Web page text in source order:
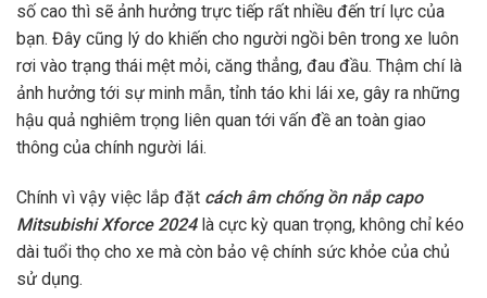
số cao thì sẽ ảnh hưởng trực tiếp rất nhiều đến trí lực của
bạn. Đây cũng lý do khiến cho người ngồi bên trong xe luôn
rơi vào trạng thái mệt mỏi, căng thẳng, đau đầu. Thậm chí là
ảnh hưởng tới sự minh mẫn, tỉnh táo khi lái xe, gây ra những
hậu quả nghiêm trọng liên quan tới vấn đề an toàn giao
thông của chính người lái.
Chính vì vậy việc lắp đặt cách âm chống ồn nắp capo
Mitsubishi Xforce 2024 là cực kỳ quan trọng, không chỉ kéo
dài tuổi thọ cho xe mà còn bảo vệ chính sức khỏe của chủ
sử dụng.